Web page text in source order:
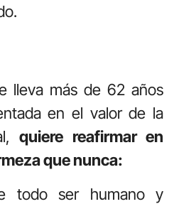
lleva más de 62 años
en el valor de la
quiere reafirmar en
que nunca:
todo ser humano y